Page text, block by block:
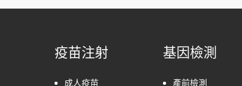
疫苗注射
成人疫苗
基因檢測
產前檢測